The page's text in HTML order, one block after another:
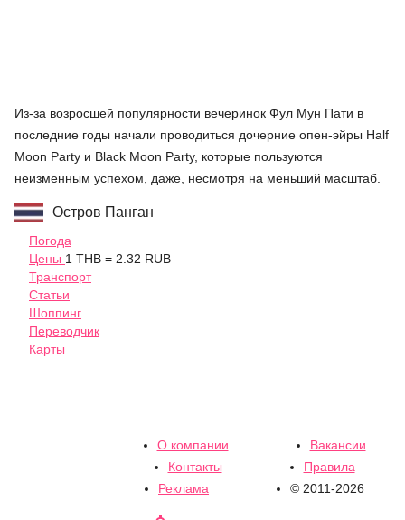
Из-за возросшей популярности вечеринок Фул Мун Пати в
последние годы начали проводиться дочерние опен-эйры Half
Moon Party и Black Moon Party, которые пользуются
неизменным успехом, даже, несмотря на меньший масштаб.
Остров Панган
Погода
Цены 1 THB = 2.32 RUB
Транспорт
Статьи
Шоппинг
Переводчик
Карты
О компании
Вакансии
Контакты
Правила
Реклама
© 2011-2026